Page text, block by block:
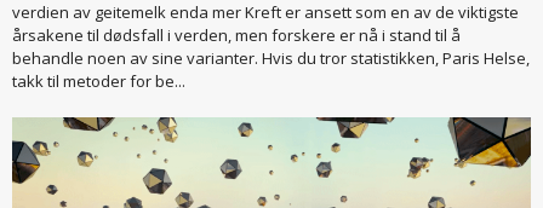
verdien av geitemelk enda mer Kreft er ansett som en av de viktigste
årsakene til dødsfall i verden, men forskere er nå i stand til å
behandle noen av sine varianter. Hvis du tror statistikken, Paris Helse,
takk til metoder for be...